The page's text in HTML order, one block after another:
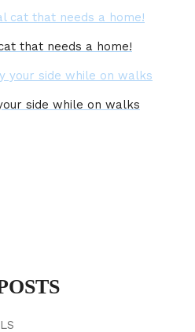
that needs a home!
side while on walks